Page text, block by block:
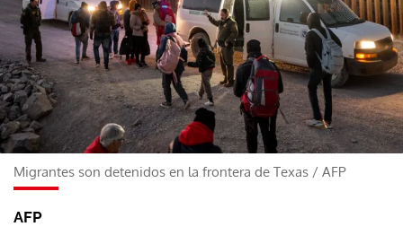
Migrantes son detenidos en la frontera de Texas / AFP
AFP